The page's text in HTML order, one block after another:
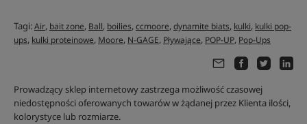
Tagi:Air, bait zone, Ball, boilies,ccmoore,dynamite biats, kulki, kulki pop-
ups, kulki proteinowe, Moore, N-GAGE, Pływające, POP-UP, Pop-Ups
Prowadzący sklep internetowy zastrzega możliwość czasowej
niedostępności oferowanych towarów w żądanej przez Klienta ilości,
kolorystyce lub rozmiarze.